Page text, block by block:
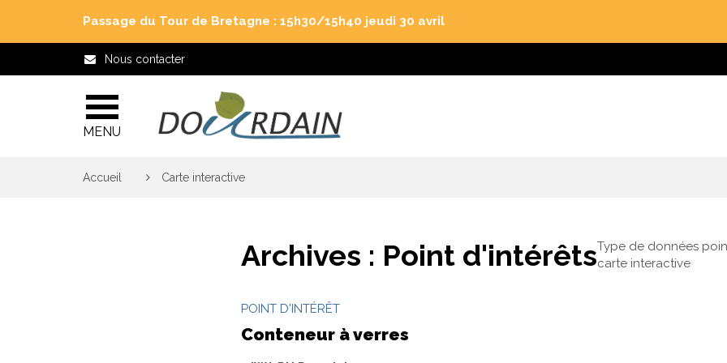
Passage du Tour de Bretagne : 15h30/15h40 jeudi 30 avril
Nous contacter
MENU
Accueil Carte interactive
Archives : Point d'intérêtsType de données
carte interactive
POINT D'INTÉRÊT
Conteneur à verres